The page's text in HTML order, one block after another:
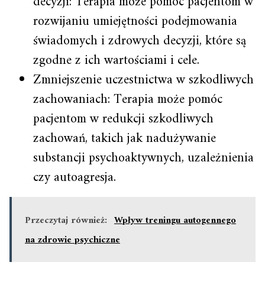
rozwijaniu umiejętności podejmowania
świadomych i zdrowych decyzji, które są
zgodne z ich wartościami i cele.
Zmniejszenie uczestnictwa w szkodliwych
zachowaniach: Terapia może pomóc
pacjentom w redukcji szkodliwych
zachowań, takich jak nadużywanie
substancji psychoaktywnych, uzależnienia
czy autoagresja.
Przeczytaj również: Wpływ treningu autogennego
na zdrowie psychiczne